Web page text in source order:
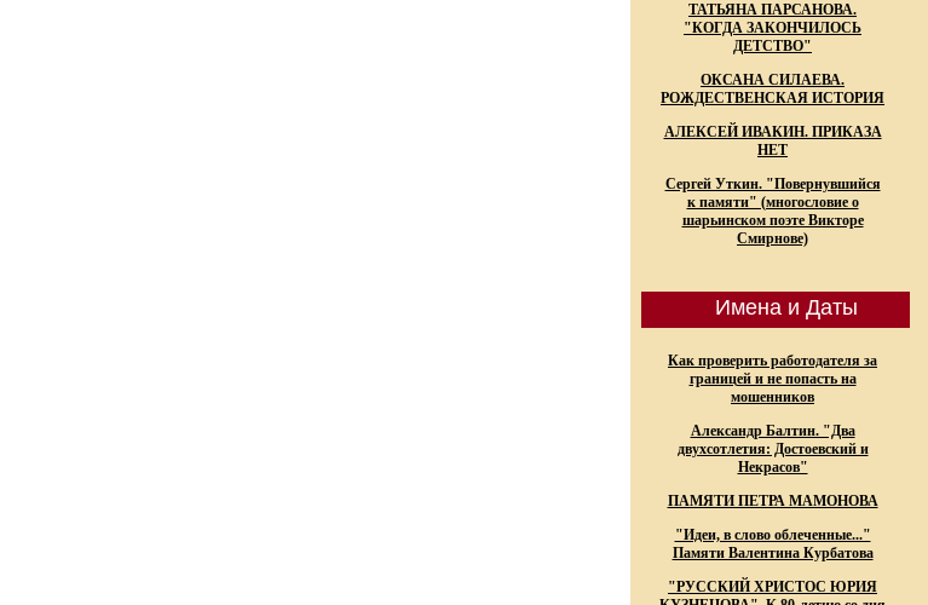
ТАТЬЯНА ПАРСАНОВА.
"КОГДА ЗАКОНЧИЛОСЬ
ДЕТСТВО"
ОКСАНА СИЛАЕВА.
РОЖДЕСТВЕНСКАЯ ИСТОРИЯ
АЛЕКСЕЙ ИВАКИН. ПРИКАЗА
НЕТ
Сергей Уткин. "Повернувшийся
к памяти" (многословие о
шарьинском поэте Викторе
Смирнове)
Имена и Даты
Как проверить работодателя за
границей и не попасть на
мошенников
Александр Балтин. "Два
двухсотлетия: Достоевский и
Некрасов"
ПАМЯТИ ПЕТРА МАМОНОВА
"Идеи, в слово облеченные..."
Памяти Валентина Курбатова
"РУССКИЙ ХРИСТОС ЮРИЯ